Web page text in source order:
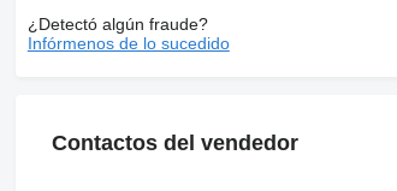
¿Detectó algún fraude?
Infórmenos de lo sucedido
Contactos del vendedor